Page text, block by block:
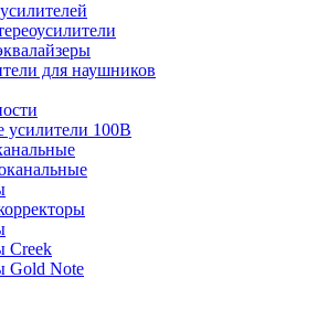
для наушников
усилители 100В
Creek
Gold Note